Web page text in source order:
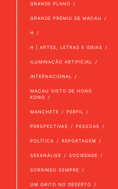
GRANDE PLANO
GRANDE PRÉMIO DE MACAU
H
H | ARTES, LETRAS E IDEIAS
ILUMINAÇÃO ARTIFICIAL
INTERNACIONAL
MACAU VISTO DE HONG
KONG
MANCHETE PERFIL
PERSPECTIVAS PESSOAS
POLÍTICA REPORTAGEM
SEXANÁLISE SOCIEDADE
SORRINDO SEMPRE
UM GRITO NO DESERTO